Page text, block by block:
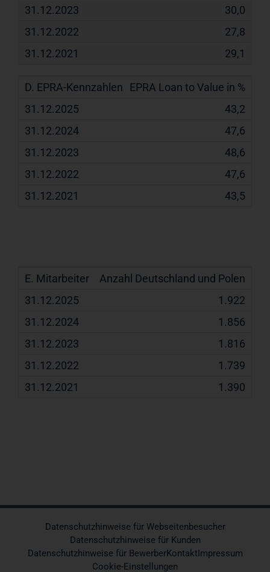
30,0
27,8
29,1
EPRA Loan to Value in %
43,2
47,6
48,6
47,6
43,5
E.
31.12.2025 31.12.2024 31.12.2023
Anzahl Deutschland und Polen
1.922
1.856
1.816
1.739
1.390
Datenschutzhinweise für Webseitenbesucher
Datenschutzhinweise für Kunden
Datenschutzhinweise für BewerberKontaktImpressum
Cookie-Einstellungen